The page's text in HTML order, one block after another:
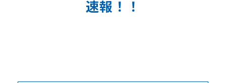
速報！！